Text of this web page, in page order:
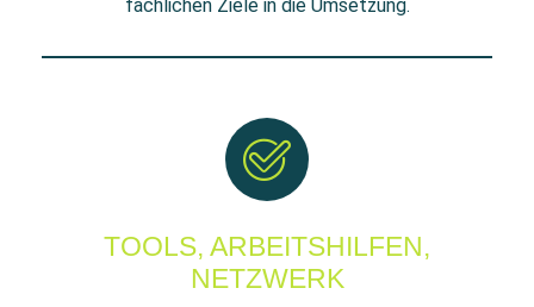
fachlichen Ziele in die Umsetzung.
TOOLS, ARBEITSHILFEN,
NETZWERK